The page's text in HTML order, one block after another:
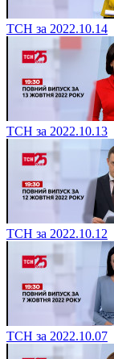
ТСН за 2022.10.14
ТСН за 2022.10.13
ТСН за 2022.10.12
ТСН за 2022.10.07